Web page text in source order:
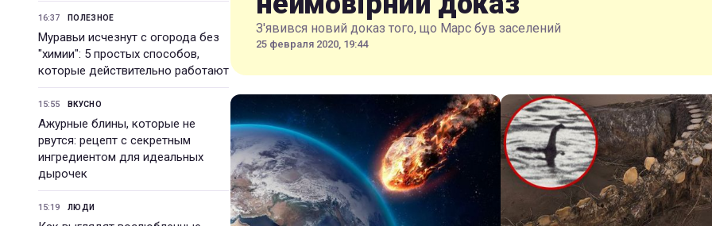
16:37 ПОЛЕЗНОЕ
Муравьи исчезнут с огорода без
"химии": 5 простых способов,
которые действительно работают
15:55 ВКУСНО
Ажурные блины, которые не
рвутся: рецепт с секретным
ингредиентом для идеальных
дырочек
15:19 ЛЮДИ
З'явився новий доказ того, що Марс був заселений
25 февраля 2020, 19:44